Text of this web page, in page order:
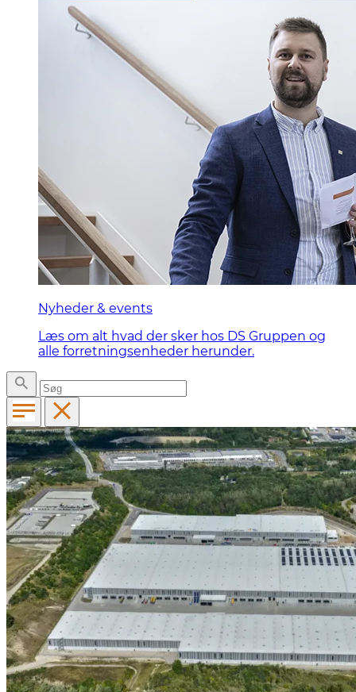
Nyheder & events
Læs om alt hvad der sker hos DS Gruppen og
alle forretningsenheder herunder.